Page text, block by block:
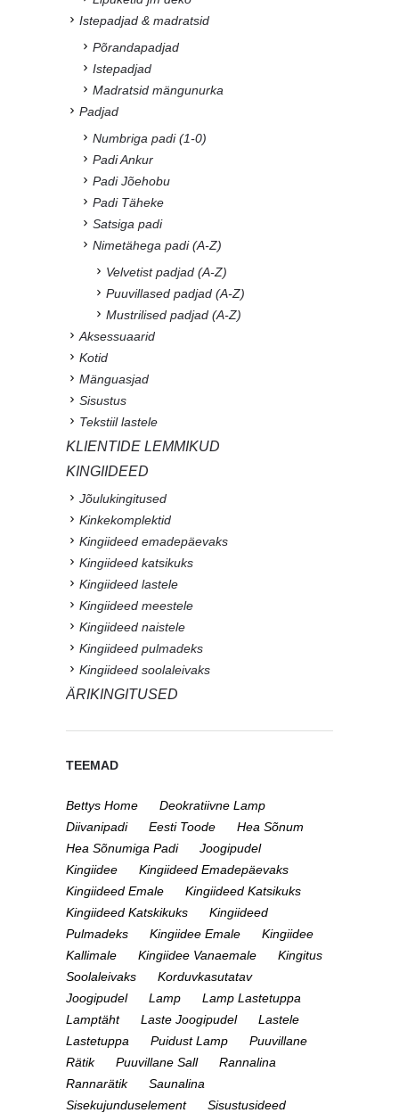
Istepadjad & madratsid
Põrandapadjad
Istepadjad
Madratsid mängunurka
Padjad
Numbriga padi (1-0)
Padi Ankur
Padi Jõehobu
Padi Täheke
Satsiga padi
Nimetähega padi (A-Z)
Velvetist padjad (A-Z)
Puuvillased padjad (A-Z)
Mustrilised padjad (A-Z)
Aksessuaarid
Kotid
Mänguasjad
Sisustus
Tekstiil lastele
KLIENTIDE LEMMIKUD
KINGIIDEED
Jõulukingitused
Kinkekomplektid
Kingiideed emadepäevaks
Kingiideed katsikuks
Kingiideed lastele
Kingiideed meestele
Kingiideed naistele
Kingiideed pulmadeks
Kingiideed soolaleivaks
ÄRIKINGITUSED
TEEMAD
Bettys Home
Deokratiivne Lamp
Diivanipadi
Eesti Toode
Hea Sõnum
Hea Sõnumiga Padi
Joogipudel
Kingiidee
Kingiideed Emadepäevaks
Kingiideed Emale
Kingiideed Katsikuks
Kingiideed Katskikuks
Kingiideed
Pulmadeks
Kingiidee Emale
Kingiidee
Kallimale
Kingiidee Vanaemale
Kingitus
Soolaleivaks
Korduvkasutatav
Joogipudel
Lamp
Lamp Lastetuppa
Lamptäht
Laste Joogipudel
Lastele
Lastetuppa
Puidust Lamp
Puuvillane
Rätik
Puuvillane Sall
Rannalina
Rannarätik
Saunalina
Sisekujunduselement
Sisustusideed